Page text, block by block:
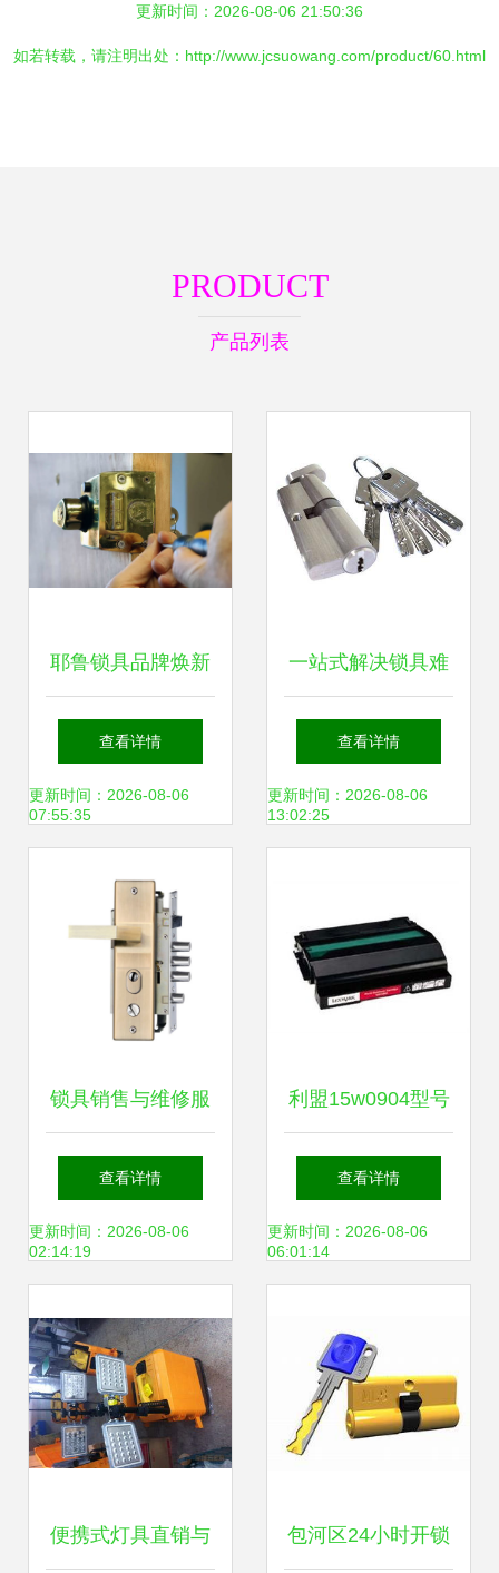
更新时间：2026-08-06 21:50:36
如若转载，请注明出处：http://www.jcsuowang.com/product/60.html
PRODUCT
产品列表
耶鲁锁具品牌焕新
新Logo引领销售与
维修服务升级
查看详情
更新时间：2026-08-06
07:55:35
一站式解决锁具难
题 少城路东城根街
陕西街文翁路西御
与维修服务
查看详情
更新时间：2026-08-06
13:02:25
锁具销售与维修服
务 守护安全，便捷
生活
查看详情
更新时间：2026-08-06
02:14:19
利盟15w0904型号
全方位指南 售后服
务、维修支持、客
详解
查看详情
更新时间：2026-08-06
06:01:14
便携式灯具直销与 包河区24小时开锁